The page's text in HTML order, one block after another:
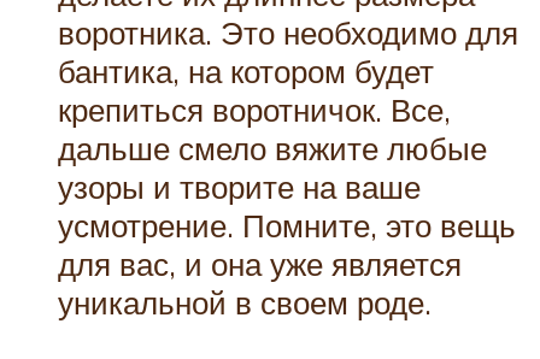
воротника. Это необходимо для
бантика, на котором будет
крепиться воротничок. Все,
дальше смело вяжите любые
узоры и творите на ваше
усмотрение. Помните, это вещь
для вас, и она уже является
уникальной в своем роде.